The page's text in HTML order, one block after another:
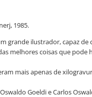
1985.
grande ilustrador, capaz
melhores coisas que
mais apenas de
Goeldi e Carlos